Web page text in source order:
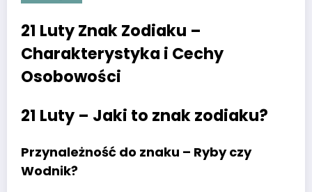
21 Luty Znak Zodiaku –
Charakterystyka i Cechy
Osobowości
21 Luty – Jaki to znak zodiaku?
Przynależność do znaku – Ryby czy
Wodnik?